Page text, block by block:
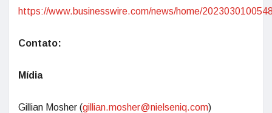
https://www.businesswire.com/news/home/
Contato:
Mídia
Gillian Mosher (gillian.mosher@nielseniq.com)